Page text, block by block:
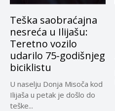
Teška saobraćajna
nesreća u Ilijašu:
Teretno vozilo
udarilo 75-godišnjeg
biciklistu
U naselju Donja Misoča kod
Ilijaša u petak je došlo do
teške...